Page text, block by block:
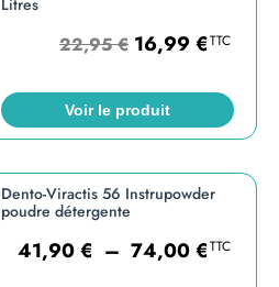
22,95€ 16,99€TTC
Voir le produit
Dento-Viractis 56 Instrupowder
poudre détergente
41,90€ – 74,00€TTC